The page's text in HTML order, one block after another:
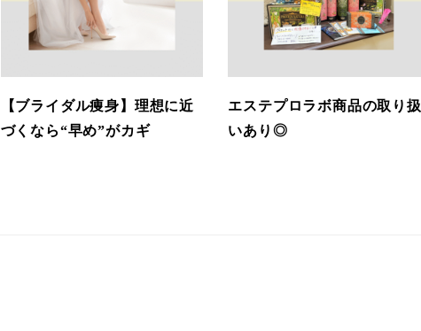
【ブライダル痩身】理想に近
づくなら“早め”がカギ
エステプロラボ商品の取り扱
いあり◎